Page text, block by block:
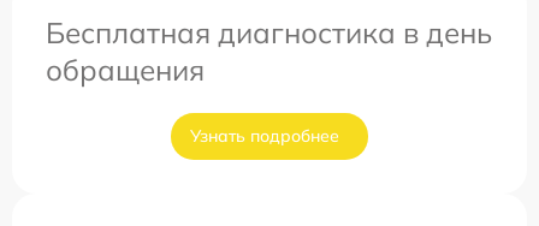
Бесплатная диагностика в день
обращения
Узнать подробнее